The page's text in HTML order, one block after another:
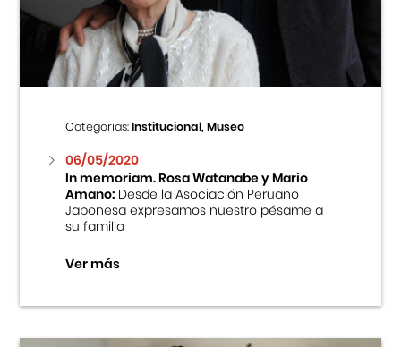
Centro Cultural Peruano Japonés
Cursos
Museo de la Inmigración Japonesa
Fondo Editorial
Teatro Peruano Japonés
Categorías:Institucional, Museo
06/05/2020
In memoriam. Rosa Watanabe y Mario
Amano:Desde la Asociación Peruano
Japonesa expresamos nuestro pésame a
su familia
Ver más